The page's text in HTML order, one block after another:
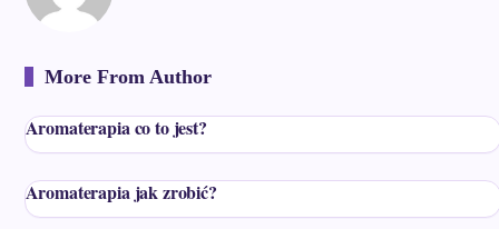
More From Author
Aromaterapia co to jest?
Aromaterapia jak zrobić?